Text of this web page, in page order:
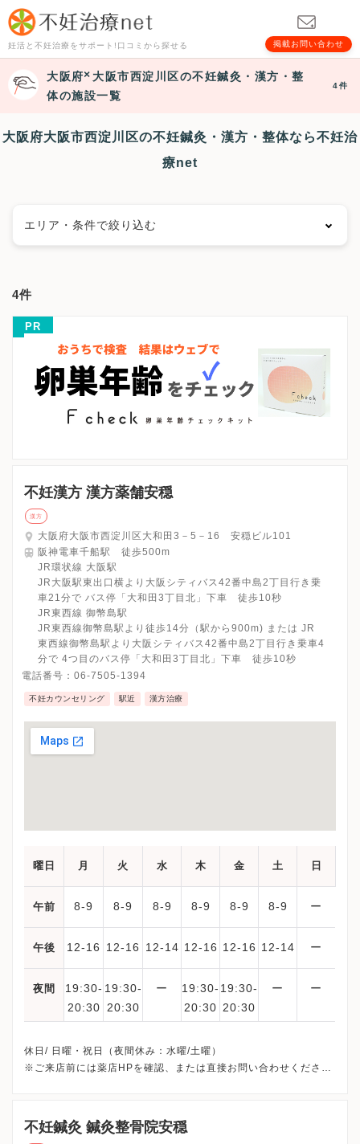
妊活と不妊治療をサポート!口コミから探せる 掲載お問い合わせ
大阪府 大阪市西淀川区の不妊鍼灸・漢方・整
体の施設一覧
4件
大阪府大阪市西淀川区の不妊鍼灸・漢方・整体なら不妊治
療net
エリア・条件で絞り込む
大阪市西区
大阪市天王寺区
大阪市浪速区
大阪市西淀川区
大阪市生野区
大阪市旭区
大阪市城東区
大阪市阿倍野区
大阪市住吉区
大阪市東住吉区
大阪市西成区
大阪市淀川区
大阪市鶴見区
吹田市
泉大津市 高槻市
茨木市
八尾市 泉佐野市
河内長野市
羽曳野市
門真市 摂津市 高石市
藤井寺市
東大阪市
泉南市 四條畷市
阪南市
大阪府その他地域
キーワードで絞る
漢方 鍼灸 その他の施設
4件
PR
不妊漢方 漢方薬舗安穏
漢方
大阪府大阪市西淀川区大和田3－5－16 安穏ビル101
阪神電車千船駅 徒歩500m
JR環状線 大阪駅
JR大阪駅東出口横より大阪シティバス42番中島2丁目行き乗
車21分で バス停「大和田3丁目北」下車 徒歩10秒
JR東西線 御幣島駅
JR東西線御幣島駅より徒歩14分（駅から900m) または JR
東西線御幣島駅より大阪シティバス42番中島2丁目行き乗車4
分で 4つ目のバス停「大和田3丁目北」下車 徒歩10秒
電話番号： 06-7505-1394
不妊カウンセリング 駅近 漢方治療
曜日 月 火 水 木 金 土 日
午前 8-9 8-9 8-9 8-9 8-9 8-9 ー
午後 12-16 12-16 12-14 12-16 12-16 12-14 ー
夜間
19:30-
20:30
19:30-
20:30
ー
19:30-
20:30
19:30-
20:30
ー ー
休日/ 日曜・祝日（夜間休み：水曜/土曜）
※ご来店前には薬店HPを確認、または直接お問い合わせくださ
不妊鍼灸 鍼灸整骨院安穏